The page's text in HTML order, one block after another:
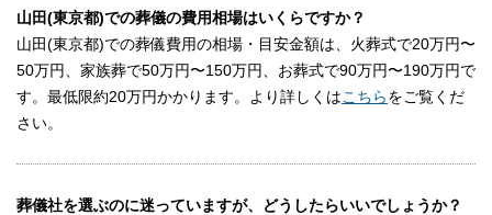
山田(東京都)での葬儀の費用相場はいくらですか？
山田(東京都)での葬儀費用の相場・目安金額は、火葬式で20万円〜
50万円、家族葬で50万円〜150万円、お葬式で90万円〜190万円で
す。最低限約20万円かかります。より詳しくはこちらをご覧くだ
さい。
葬儀社を選ぶのに迷っていますが、どうしたらいいでしょうか？